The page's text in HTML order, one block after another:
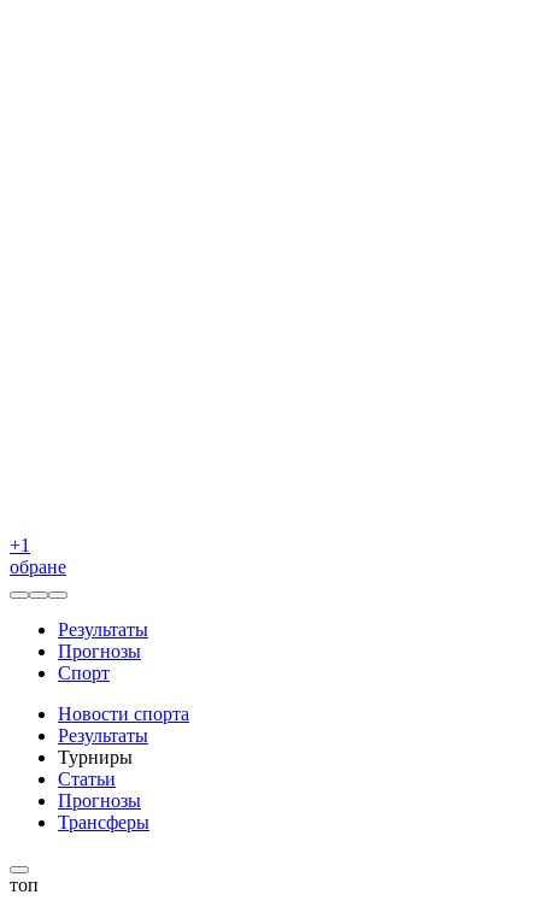
+1
обране
Результаты
Прогнозы
Спорт
Новости спорта
Результаты
Турниры
Статьи
Прогнозы
Трансферы
топ